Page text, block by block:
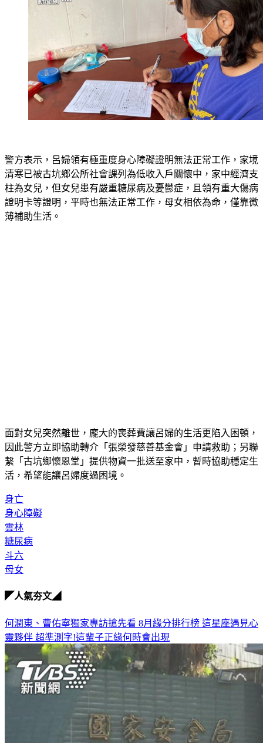
警方表示，呂婦領有極重度身心障礙證明無法正常工作，家境
清寒已被古坑鄉公所社會課列為低收入戶關懷中，家中經濟支
柱為女兒，但女兒患有嚴重糖尿病及憂鬱症，且領有重大傷病
證明卡等證明，平時也無法正常工作，母女相依為命，僅靠微
薄補助生活。
面對女兒突然離世，龐大的喪葬費讓呂婦的生活更陷入困頓，
因此警方立即協助轉介「張榮發慈善基金會」申請救助；另聯
繫「古坑鄉懷恩堂」提供物資一批送至家中，暫時協助穩定生
活，希望能讓呂婦度過困境。
身亡
身心障礙
雲林
糖尿病
斗六
母女
◤人氣夯文◢
何潤東、曹佑寧獨家專訪搶先看 8月緣分排行榜 這星座遇見心
靈夥伴 超準測字!這輩子正緣何時會出現